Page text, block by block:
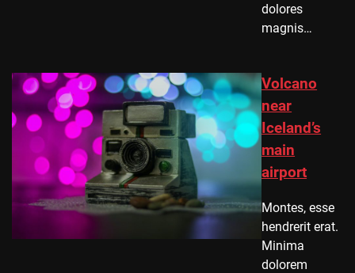
dolores
magnis…
Volcano
near
Iceland’s
main
airport
Montes, esse
hendrerit erat.
Minima
dolorem